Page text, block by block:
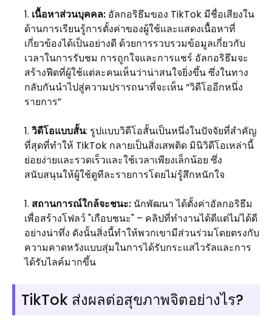
เนื้อหาส่วนบุคคล: อัลกอริธึมของ TikTok มีชื่อเสียงใน
ด้านการเรียนรู้การตั้งค่าของผู้ใช้และแสดงเนื้อหาที่
เกี่ยวข้องได้เป็นอย่างดี ด้วยการรวบรวมข้อมูลเกี่ยวกับ
เวลาในการรับชม การถูกใจและการแชร์ อัลกอริธึมจะ
สร้างฟีดที่ผู้ใช้แต่ละคนเห็นว่าน่าสนใจยิ่งขึ้น ซึ่งในทาง
กลับกันนำไปสู่ความปรารถนาที่จะเห็น “วิดีโออีกหนึ่ง
รายการ”
วิดีโอแบบสั้น: รูปแบบวิดีโอสั้นเป็นหนึ่งในปัจจัยที่สำคัญ
ที่สุดที่ทำให้ TikTok กลายเป็นสิ่งเสพติด มินิวิดีโอเหล่านี้
ย่อยง่ายและรวดเร็วและใช้เวลาเพียงเล็กน้อย ซึ่ง
สนับสนุนให้ผู้ใช้ดูทีละรายการโดยไม่รู้สึกหนักใจ
สถานการณ์ใกล้จะชนะ: นักพัฒนา ได้ตั้งค่าอัลกอริธึม
เพื่อสร้างโฟลว์ "เกือบชนะ" – คลิปที่ทำงานได้ดีแต่ไม่ได้ดี
อย่างน่าทึ่ง ดังนั้นสิ่งนี้ทำให้พวกเขามีส่วนร่วมโดยตรงกับ
ความคาดหวังแบบสุ่มในการได้รับกระแสไวรัลและการ
ได้รับไลค์มากขึ้น
TikTok ส่งผลต่อสุขภาพจิตอย่างไร?